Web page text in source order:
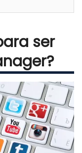
ser